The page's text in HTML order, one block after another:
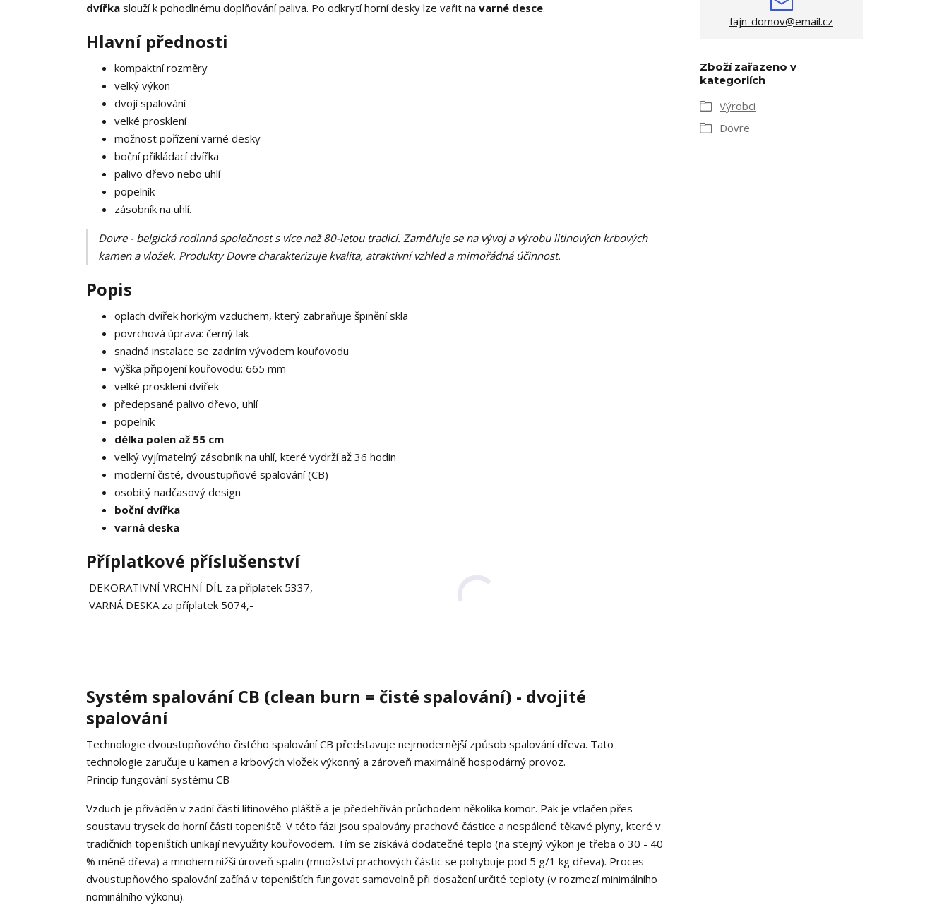
dvířka slouží k pohodlnému doplňování paliva. Po odkrytí horní desky lze vařit na varné desce.
Hlavní přednosti
kompaktní rozměry
velký výkon
dvojí spalování
velké prosklení
možnost pořízení varné desky
boční přikládací dvířka
palivo dřevo nebo uhlí
popelník
zásobník na uhlí.
Dovre - belgická rodinná společnost s více než 80-letou tradicí. Zaměřuje se na vývoj a výrobu litinových krbových
kamen a vložek. Produkty Dovre charakterizuje kvalita, atraktivní vzhled a mimořádná účinnost.
Popis
oplach dvířek horkým vzduchem, který zabraňuje špinění skla
povrchová úprava: černý lak
snadná instalace se zadním vývodem kouřovodu
výška připojení kouřovodu: 665 mm
velké prosklení dvířek
předepsané palivo dřevo, uhlí
popelník
délka polen až 55 cm
velký vyjímatelný zásobník na uhlí, které vydrží až 36 hodin
moderní čisté, dvoustupňové spalování (CB)
osobitý nadčasový design
boční dvířka
varná deska
Příplatkové příslušenství
DEKORATIVNÍ VRCHNÍ DÍL za příplatek 5337,-
VARNÁ DESKA za příplatek 5074,-
Systém spalování CB (clean burn = čisté spalování) - dvojité
spalování
Technologie dvoustupňového čistého spalování CB představuje nejmodernější způsob spalování dřeva. Tato
technologie zaručuje u kamen a krbových vložek výkonný a zároveň maximálně hospodárný provoz.
Princip fungování systému CB
Vzduch je přiváděn v zadní části litinového pláště a je předehříván průchodem několika komor. Pak je vtlačen přes
soustavu trysek do horní části topeniště. V této fázi jsou spalovány prachové částice a nespálené těkavé plyny, které v
tradičních topeništích unikají nevyužity kouřovodem. Tím se získává dodatečné teplo (na stejný výkon je třeba o 30 - 40
% méně dřeva) a mnohem nižší úroveň spalin (množství prachových částic se pohybuje pod 5 g/1 kg dřeva). Proces
dvoustupňového spalování začíná v topeništích fungovat samovolně při dosažení určité teploty (v rozmezí minimálního
nominálního výkonu).
fajn-domov@email.cz
Zboží zařazeno v
kategoriích
Výrobci
Dovre